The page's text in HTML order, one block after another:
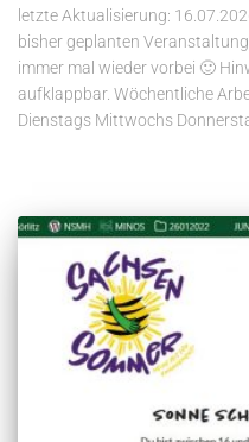
letzte Aktualisierung:
bisher geplanten
immer mal wieder vorbei 🙂
aufklappbar. Wöchentliche
Dienstags Mittwochs